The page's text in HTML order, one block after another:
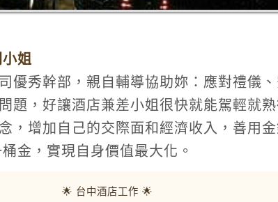
姐
優秀幹部，親自輔導協助妳：應對禮儀
題，好讓酒店兼差小姐很快就能駕輕就
，增加自己的交際面和經濟收入，善用
金，實現自身價值最大化。
🌟 台中酒店工作 🌟